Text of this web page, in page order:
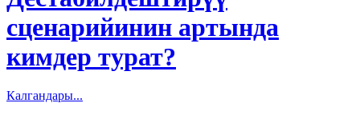
сценарийинин артында
кимдер турат?
Калгандары...